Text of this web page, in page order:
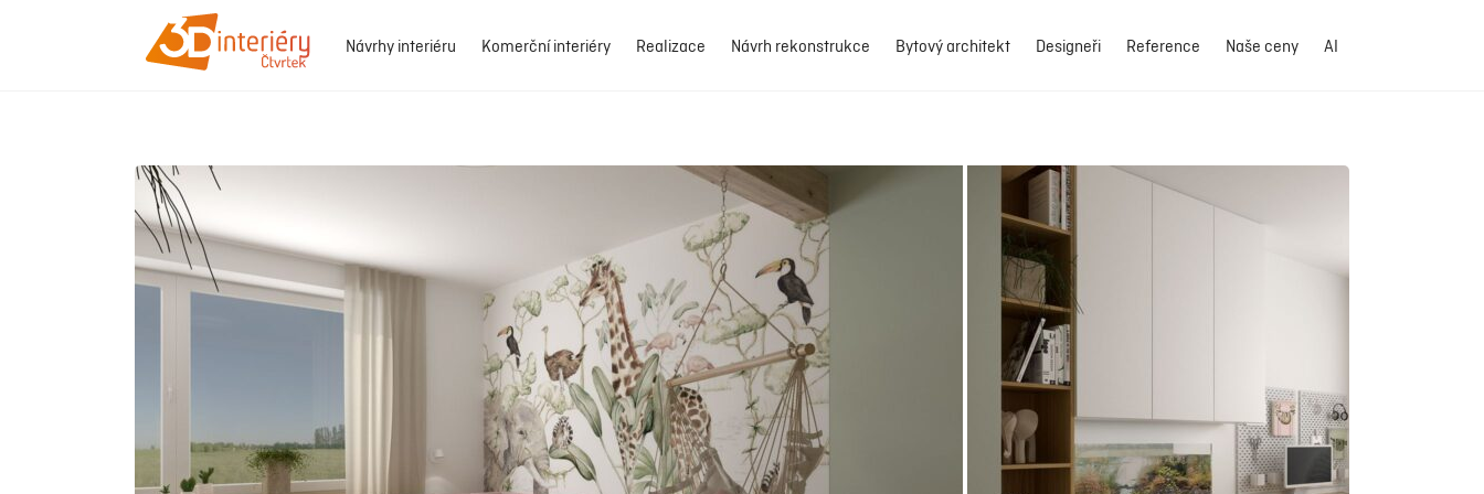
Návrhy interiéru Komerční interiéry Realizace Návrh rekonstrukce Bytový architekt Designeři Reference Naše ceny AI